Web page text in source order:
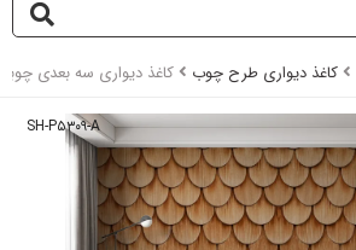
کاغذ دیواری طرح چوب کاغذ دیواری سه بعدی
SH-P۵۳۰۹-A